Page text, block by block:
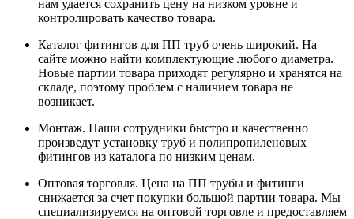
нам удается сохранить цену на низком уровне и
контролировать качество товара.
Каталог фитингов для ПП труб очень широкий. На
сайте можно найти комплектующие любого диаметра.
Новые партии товара приходят регулярно и хранятся на
складе, поэтому проблем с наличием товара не
возникает.
Монтаж. Наши сотрудники быстро и качественно
произведут установку труб и полипропиленовых
фитингов из каталога по низким ценам.
Оптовая торговля. Цена на ПП трубы и фитинги
снижается за счет покупки большой партии товара. Мы
специализируемся на оптовой торговле и предоставляем